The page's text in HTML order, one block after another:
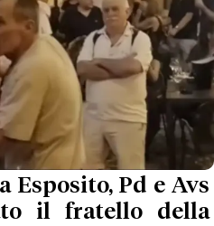
Esposito, Pd e Avs
il fratello della